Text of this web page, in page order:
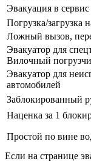
Эвакуация в
Погрузка/загрузка
Ложный вызов,
Эвакуатор для
Вилочный
Эвакуатор для
автомобилей
Заблокированный
Наценка за 1
Простой по вине
Если на странице